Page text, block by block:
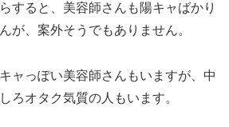
すると、美容師さんも陽キャばかり
が、案外そうでもありません。
ャっぽい美容師さんもいますが、中
ろオタク気質の人もいます。